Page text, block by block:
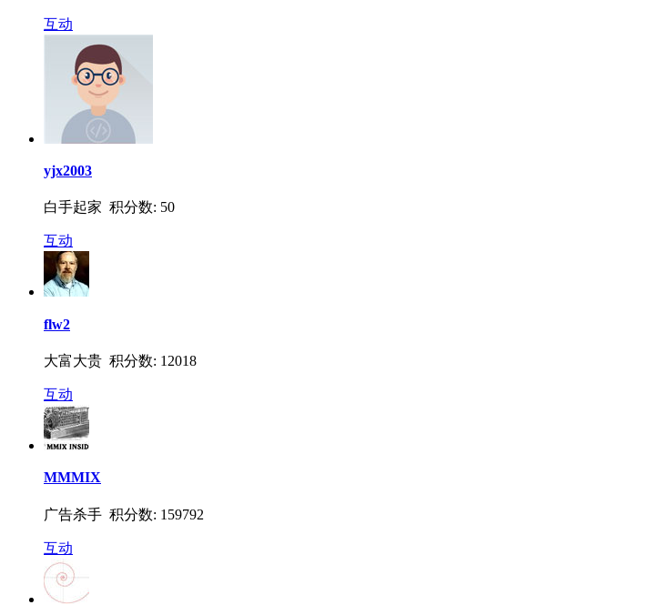
互动
yjx2003
白手起家 积分数: 50
互动
flw2
大富大贵 积分数: 12018
互动
MMMIX
广告杀手 积分数: 159792
互动